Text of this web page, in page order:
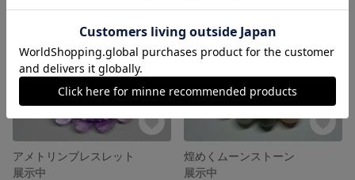
アメトリンブレスレット
展示中
煌めくムーンストーン
展示中